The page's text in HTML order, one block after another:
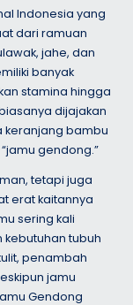
Indonesia yang
dari ramuan
jahe, dan
banyak
stamina hingga
dijajakan
keranjang bambu
gendong.”
tetapi juga
erat kaitannya
sering kali
tubuh
penambah
jamu
Gendong